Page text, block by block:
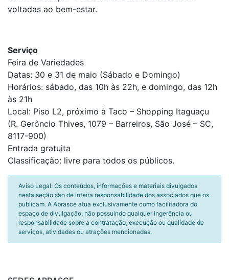
voltadas ao bem-estar.
Serviço
Feira de Variedades
Datas: 30 e 31 de maio (Sábado e Domingo)
Horários: sábado, das 10h às 22h, e domingo, das 12h
às 21h
Local: Piso L2, próximo à Taco – Shopping Itaguaçu
(R. Gerôncio Thives, 1079 – Barreiros, São José – SC,
8117-900)
Entrada gratuita
Classificação: livre para todos os públicos.
Aviso Legal: Os conteúdos, informações e materiais divulgados
nesta seção são de inteira responsabilidade dos associados que os
publicam. A Abrasce atua exclusivamente como facilitadora do
espaço de divulgação, não possuindo qualquer ingerência ou
responsabilidade sobre a contratação, execução ou qualidade de
serviços, atividades ou atrações mencionadas.